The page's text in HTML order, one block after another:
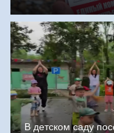
В детском саду